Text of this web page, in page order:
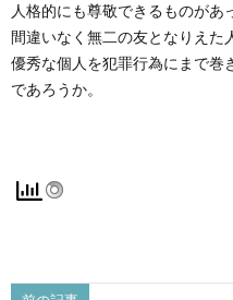
人格的にも尊敬できるものがあ
間違いなく無二の友となりえた
優秀な個人を犯罪行為にまで巻
であろうか。